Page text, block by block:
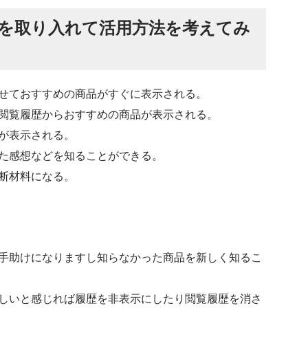
取り入れて活用方法を考えてみ
おすすめの商品がすぐに表示される。
履歴からおすすめの商品が表示される。
表示される。
想などを知ることができる。
材料になる。
助けになりますし知らなかった商品を新しく知るこ
いと感じれば履歴を非表示にしたり閲覧履歴を消さ